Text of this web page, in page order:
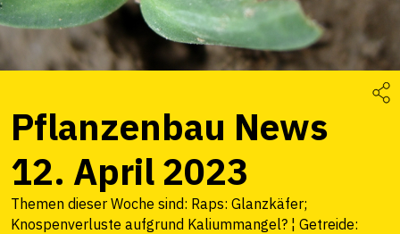
Pflanzenbau News
12. April 2023
Themen dieser Woche sind: Raps: Glanzkäfer;
Knospenverluste aufgrund Kaliummangel? ¦ Getreide: